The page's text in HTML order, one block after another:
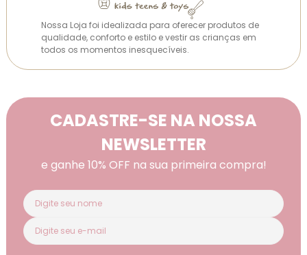
Nossa Loja foi idealizada para oferecer produtos de
qualidade, conforto e estilo e vestir as crianças em
todos os momentos inesquecíveis.
CADASTRE-SE NA NOSSA
NEWSLETTER
e ganhe 10% OFF na sua primeira compra!